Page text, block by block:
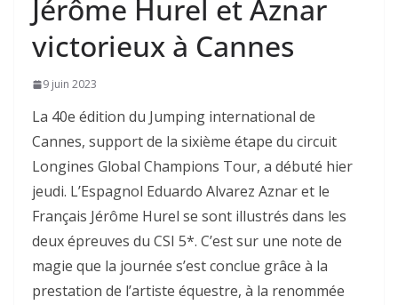
Jérôme Hurel et Aznar
victorieux à Cannes
9 juin 2023
La 40e édition du Jumping international de
Cannes, support de la sixième étape du circuit
Longines Global Champions Tour, a débuté hier
jeudi. L’Espagnol Eduardo Alvarez Aznar et le
Français Jérôme Hurel se sont illustrés dans les
deux épreuves du CSI 5*. C’est sur une note de
magie que la journée s’est conclue grâce à la
prestation de l’artiste équestre, à la renommée